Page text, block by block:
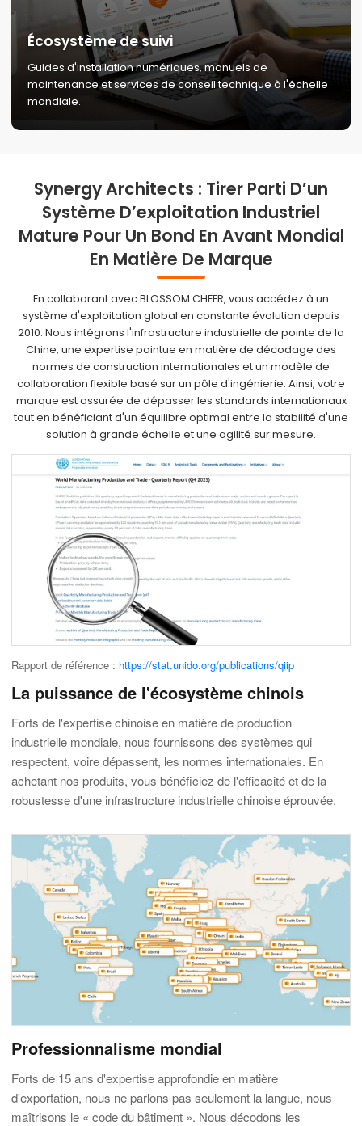
Écosystème de suivi
Guides d'installation numériques, manuels de
maintenance et services de conseil technique à l'échelle
mondiale.
Synergy Architects : Tirer Parti D’un
Système D’exploitation Industriel
Mature Pour Un Bond En Avant Mondial
En Matière De Marque
En collaborant avec BLOSSOM CHEER, vous accédez à un
système d'exploitation global en constante évolution depuis
2010. Nous intégrons l'infrastructure industrielle de pointe de la
Chine, une expertise pointue en matière de décodage des
normes de construction internationales et un modèle de
collaboration flexible basé sur un pôle d'ingénierie. Ainsi, votre
marque est assurée de dépasser les standards internationaux
tout en bénéficiant d'un équilibre optimal entre la stabilité d'une
solution à grande échelle et une agilité sur mesure.
Rapport de référence : https://stat.unido.org/publications/qiip
La puissance de l'écosystème chinois
Forts de l'expertise chinoise en matière de production
industrielle mondiale, nous fournissons des systèmes qui
respectent, voire dépassent, les normes internationales. En
achetant nos produits, vous bénéficiez de l'efficacité et de la
robustesse d'une infrastructure industrielle chinoise éprouvée.
Professionnalisme mondial
Forts de 15 ans d'expertise approfondie en matière
d'exportation, nous ne parlons pas seulement la langue, nous
maîtrisons le « code du bâtiment ». Nous décodons les